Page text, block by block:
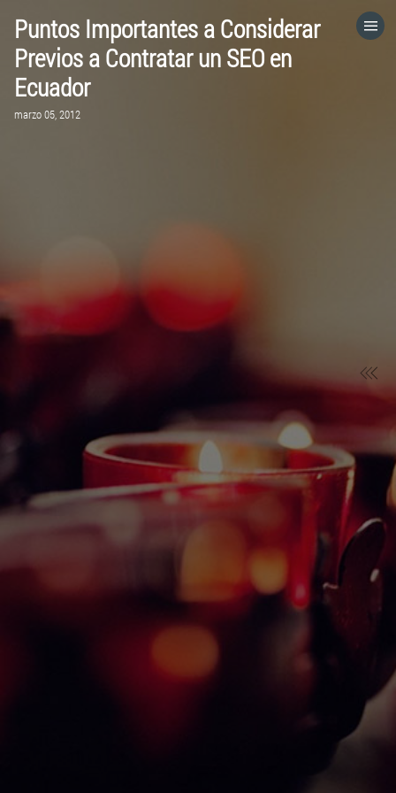
Puntos Importantes a Considerar
Previos a Contratar un SEO en
Ecuador
marzo 05, 2012
HOME